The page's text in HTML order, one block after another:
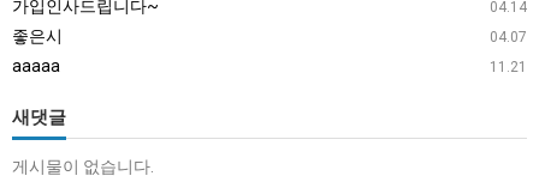
브
"큰
실
04.14
가입인사드립니다~
04.07
좋은시
11.21
aaaaa
새댓글
게시물이 없습니다.